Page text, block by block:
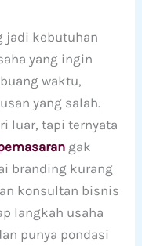
jadi kebutuhan
yang ingin
waktu,
yang salah.
luar, tapi ternyata
gak
branding kurang
konsultan bisnis
langkah usaha
punya pondasi